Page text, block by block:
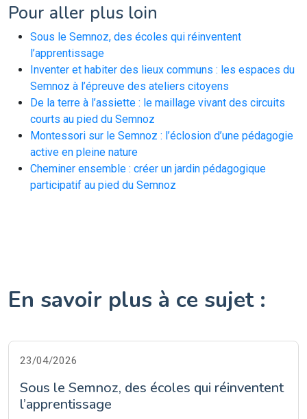
Pour aller plus loin
Sous le Semnoz, des écoles qui réinventent
l’apprentissage
Inventer et habiter des lieux communs : les espaces du
Semnoz à l’épreuve des ateliers citoyens
De la terre à l’assiette : le maillage vivant des circuits
courts au pied du Semnoz
Montessori sur le Semnoz : l’éclosion d’une pédagogie
active en pleine nature
Cheminer ensemble : créer un jardin pédagogique
participatif au pied du Semnoz
En savoir plus à ce sujet :
23/04/2026
Sous le Semnoz, des écoles qui réinventent
l’apprentissage